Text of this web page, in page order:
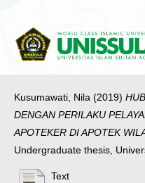
Kusumawati, Nila (2019)
DENGAN PERILAKU
APOTEKER DI APOTEK
Undergraduate thesis,
Text